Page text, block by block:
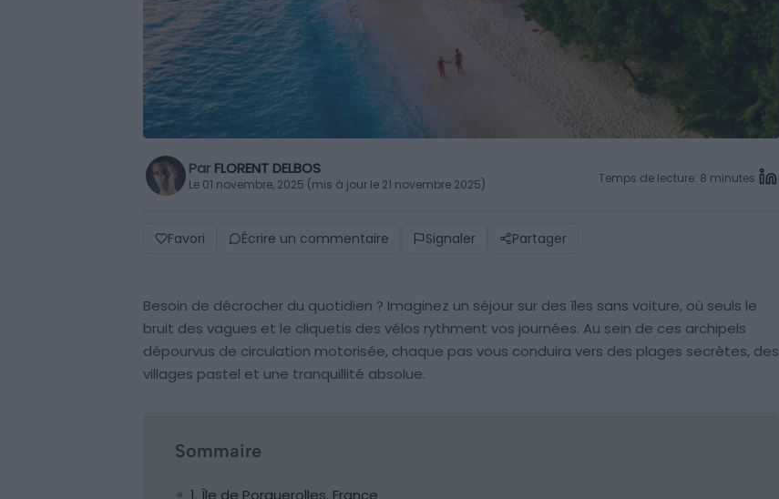
Par FLORENT DELBOS
Le 01 novembre, 2025 (mis à jour le 21 novembre 2025) Temps de lecture: 8 minutes
Favori Écrire un commentaire Signaler Partager
Besoin de décrocher du quotidien ? Imaginez un séjour sur des îles sans voiture, où seuls le
bruit des vagues et le cliquetis des vélos rythment vos journées. Au sein de ces archipels
dépourvus de circulation motorisée, chaque pas vous conduira vers des plages secrètes, des
villages pastel et une tranquillité absolue.
Sommaire
1. Île de Porquerolles, France